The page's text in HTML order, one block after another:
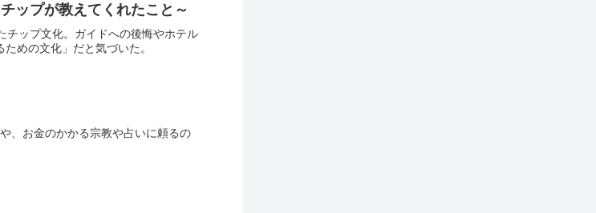
ップが教えてくれたこと～
チップ文化。ガイドへの後悔やホテル
めの文化」だと気づいた。
、お金のかかる宗教や占いに頼るの